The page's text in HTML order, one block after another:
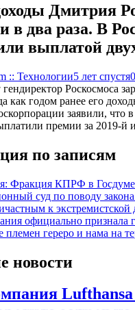
Дмитрия
в два раза. В
выплатой
:: Технологии5 лет спустя0
Роскосмоса
как годом ранее его
заявили, что
премии за 2019-й
по записям
Фракция КПРФ в Госдуме
суд по поводу закона
к экстремистской
официально признала
племен гереро и нама на
новости
Lufthansa